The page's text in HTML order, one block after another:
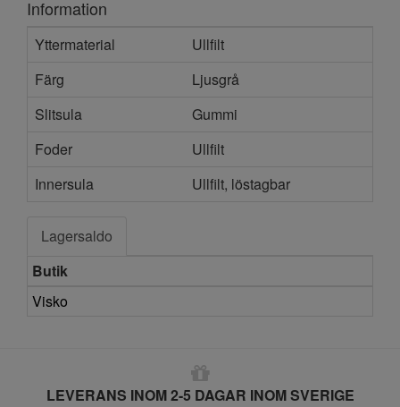
Information
Yttermaterial
Ullfilt
Färg
Ljusgrå
Slitsula
Gummi
Foder
Ullfilt
Innersula
Ullfilt, löstagbar
Lagersaldo
Butik
Visko
LEVERANS INOM 2-5 DAGAR INOM SVERIGE